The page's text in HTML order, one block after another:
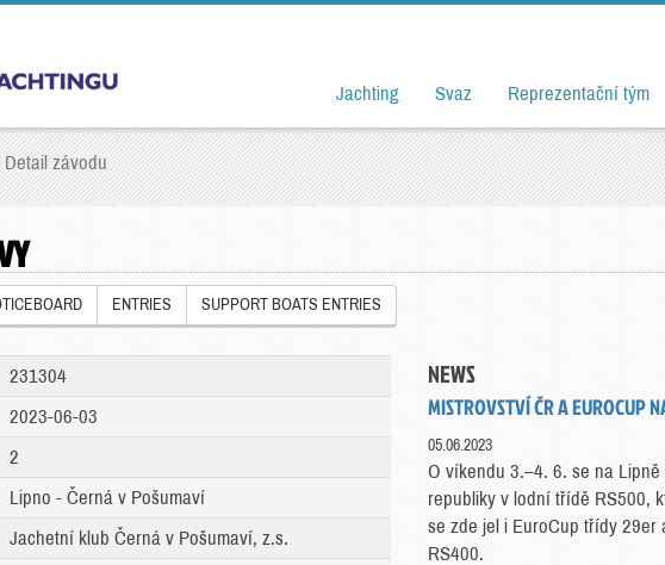
Jachting Svaz Reprezentační tým
Detail závodu
ENTRIES SUPPORT BOATS ENTRIES
231304
2023-06-03
2
Lipno - Černá v Pošumaví
Jachetní klub Černá v Pošumaví, z.s.
NEWS
MISTROVSTVÍ ČR A EUROCUP
05.06.2023
O víkendu 3.–4. 6. se na
republiky v lodní třídě RS500,
se zde jel i EuroCup třídy 29er
RS400.